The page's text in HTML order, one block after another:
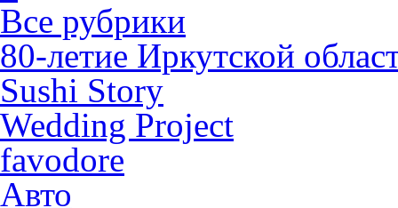
Все рубрики
80-летие Иркутской
Sushi Story
Wedding Project
favodore
Авто